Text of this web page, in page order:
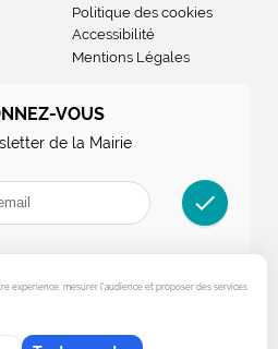
Politique des cookies
Accessibilité
Mentions Légales
VOUS
de la Mairie
check
experience, mesurer l’audience et proposer des services